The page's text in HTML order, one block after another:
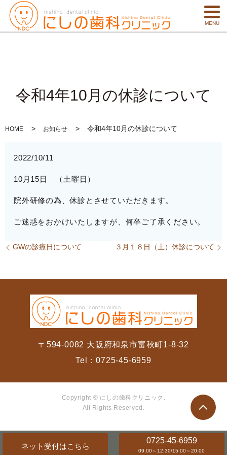
MENU
令和4年10月の休診について
HOME お知らせ 令和4年10月の休診について
2022/10/11
10月15日 （土曜日）
院外研修の為、休診とさせていただきます。
ご迷惑をおかけいたしますが、何卒ご了承ください。
GWの診療日について ３月１８日（土）休診について
ネット受付はこちら
0725-45-6959
09:00～12:30/15:00～20:00
〒594-0082 大阪府和泉市富秋町1-8-32
Tel：0725-45-6959
Copyright © にしの歯科クリニック.
All Rights Reserved.